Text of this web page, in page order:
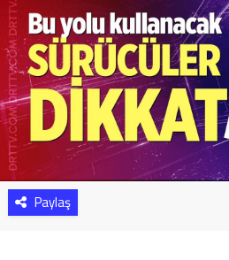
Paylaş
Yaşam
Sağlık
Yazarlar
Resmi İlan
Resmi Reklam